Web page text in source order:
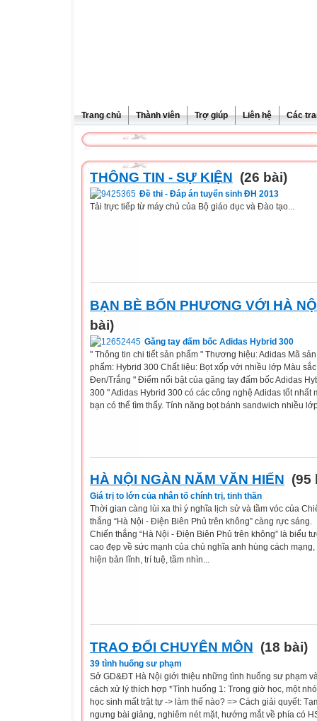
Trang chủ Thành viên Trợ giúp Liên hệ Các
THÔNG TIN - SỰ KIỆN (26 bài)
Đề thi - Đáp án tuyển sinh ĐH 2013
Tải trực tiếp từ máy chủ của Bộ giáo dục và Đào tạo...
BẠN BÈ BỐN PHƯƠNG VỚI HÀ
bài)
Găng tay đấm bốc Adidas Hybrid 300
" Thông tin chi tiết sản phẩm " Thương hiệu: Adidas Mã sản
phẩm: Hybrid 300 Chất liệu: Bọt xốp với nhiều lớp Màu
Đen/Trắng " Điểm nổi bật của găng tay đấm bốc Adidas
300 " Adidas Hybrid 300 có các công nghệ Adidas tốt nhất
bạn có thể tìm thấy. Tính năng bọt bánh sandwich nhiều
HÀ NỘI NGÀN NĂM VĂN HIẾN (95
Giá trị to lớn của nhân tố chính trị, tinh thần
Thời gian càng lùi xa thì ý nghĩa lịch sử và tầm vóc của
thắng “Hà Nội - Điện Biên Phủ trên không” càng rực sáng.
Chiến thắng “Hà Nội - Điện Biên Phủ trên không” là biểu
cao đẹp về sức mạnh của chủ nghĩa anh hùng cách mạng,
hiện bản lĩnh, trí tuệ, tầm nhìn...
TRAO ĐỔI CHUYÊN MÔN (18 bài)
39 tình huống sư phạm
Sở GD&ĐT Hà Nội giới thiệu những tình huống sư phạm
cách xử lý thích hợp *Tình huống 1: Trong giờ học, một
học sinh mất trật tự -> làm thế nào? => Cách giải quyết:
ngưng bài giảng, nghiêm nét mặt, hướng mắt về phía có